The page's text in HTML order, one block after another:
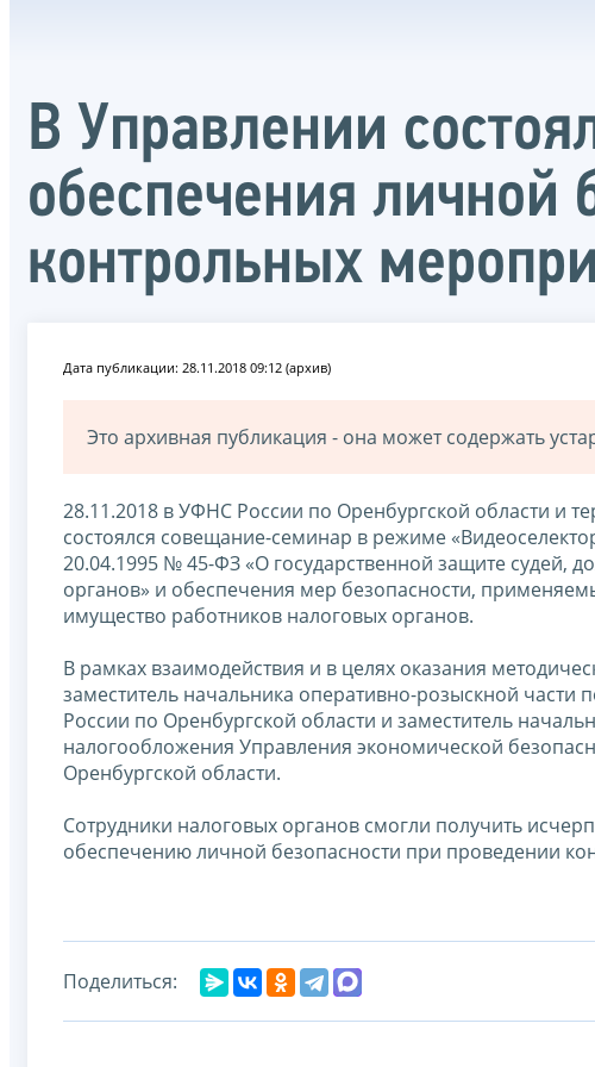
В Управлении
обеспечения личной
контрольных
Дата публикации: 28.11.2018 09:12 (архив)
Это архивная публикация - она может содержать
28.11.2018 в УФНС России по Оренбургской области и
состоялся совещание-семинар в режиме
20.04.1995 № 45-ФЗ «О государственной защите судей,
органов» и обеспечения мер безопасности,
имущество работников налоговых органов.
В рамках взаимодействия и в целях оказания
заместитель начальника оперативно-розыскной
России по Оренбургской области и заместитель
налогообложения Управления экономической
Оренбургской области.
Сотрудники налоговых органов смогли получить
обеспечению личной безопасности при проведении
Поделиться: